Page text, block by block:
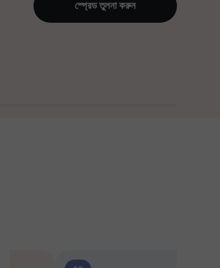
স্প্রেড তুলনা করুন